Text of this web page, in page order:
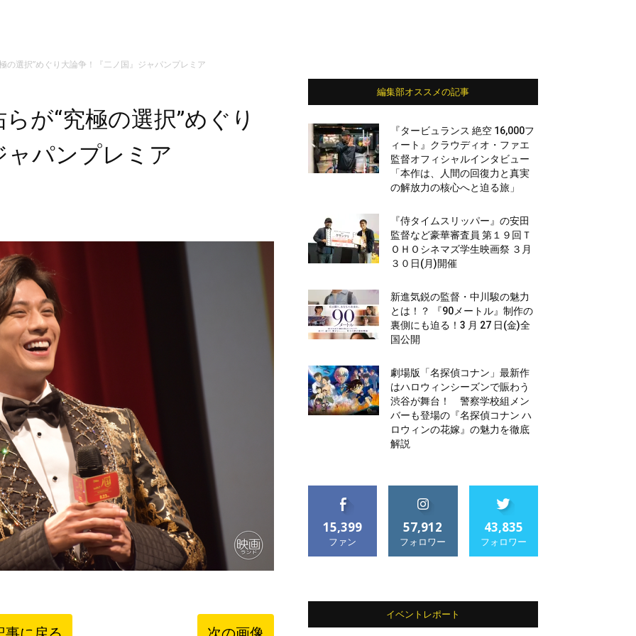
の選択”めぐり大論争！『二ノ国』ジャパンプレミア
が“究極の選択”めぐり
ャパンプレミア
編集部オススメの記事
『タービュランス 絶空 16,000フ
ィート』クラウディオ・ファエ
監督オフィシャルインタビュー
「本作は、人間の回復力と真実
の解放力の核心へと迫る旅」
『侍タイムスリッパー』の安田
監督など豪華審査員 第１９回Ｔ
ＯＨＯシネマズ学生映画祭 ３月
３０日(月)開催
新進気鋭の監督・中川駿の魅力
とは！？ 『90メートル』制作の
裏側にも迫る！3 月 27 日(金)全
国公開
劇場版「名探偵コナン」最新作
はハロウィンシーズンで賑わう
渋谷が舞台！ 警察学校組メン
バーも登場の『名探偵コナン ハ
ロウィンの花嫁』の魅力を徹底
解説
15,399
ファン
57,912
フォロワー
43,835
フォロワー
イベントレポート